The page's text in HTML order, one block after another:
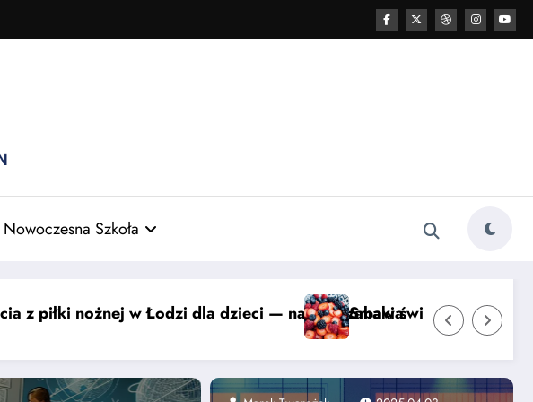
Nowoczesna Szkoła
azjatyckie słodycze, viralowe hity i chipsy awokado
Zespół Fallota u dzieci — jak